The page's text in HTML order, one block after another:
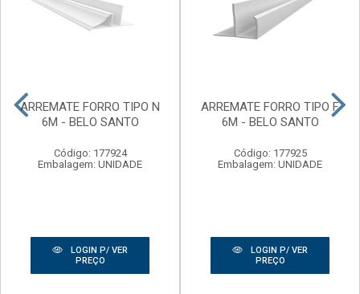
ARREMATE FORRO TIPO N
6M - BELO SANTO
Código: 177924
Embalagem: UNIDADE
LOGIN P/ VER
PREÇO
ARREMATE FORRO TIPO F
6M - BELO SANTO
Código: 177925
Embalagem: UNIDADE
LOGIN P/ VER
PREÇO